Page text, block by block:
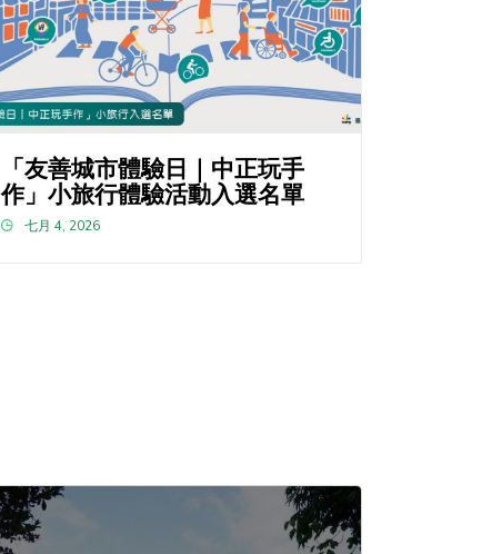
「友善城市體驗日｜中正玩手
作」小旅行體驗活動入選名單
七月 4, 2026